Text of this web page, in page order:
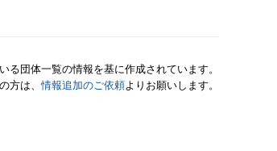
る団体一覧の情報を基に作成されています。
方は、情報追加のご依頼よりお願いします。